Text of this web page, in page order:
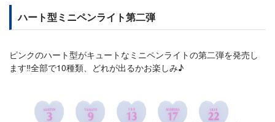
ハート型ミニペンライト第二弾
ピンクのハート型がキュートなミニペンライトの第二弾を発売し
ます‼全部で10種類、どれが出るかお楽しみ♪